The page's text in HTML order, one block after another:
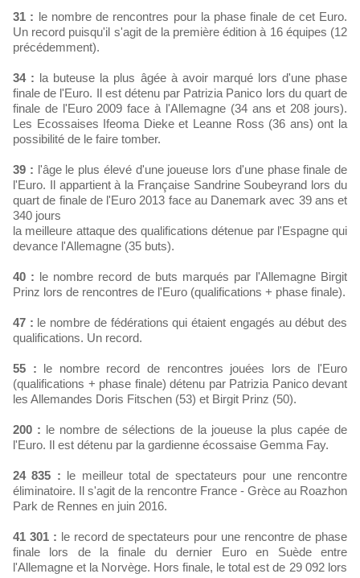
31 : le nombre de rencontres pour la phase finale de cet Euro.
Un record puisqu'il s'agit de la première édition à 16 équipes (12
précédemment).
34 : la buteuse la plus âgée à avoir marqué lors d'une phase
finale de l'Euro. Il est détenu par Patrizia Panico lors du quart de
finale de l'Euro 2009 face à l'Allemagne (34 ans et 208 jours).
Les Ecossaises Ifeoma Dieke et Leanne Ross (36 ans) ont la
possibilité de le faire tomber.
39 : l'âge le plus élevé d'une joueuse lors d'une phase finale de
l'Euro. Il appartient à la Française Sandrine Soubeyrand lors du
quart de finale de l'Euro 2013 face au Danemark avec 39 ans et
340 jours
la meilleure attaque des qualifications détenue par l'Espagne qui
devance l'Allemagne (35 buts).
40 : le nombre record de buts marqués par l'Allemagne Birgit
Prinz lors de rencontres de l'Euro (qualifications + phase finale).
47 : le nombre de fédérations qui étaient engagés au début des
qualifications. Un record.
55 : le nombre record de rencontres jouées lors de l'Euro
(qualifications + phase finale) détenu par Patrizia Panico devant
les Allemandes Doris Fitschen (53) et Birgit Prinz (50).
200 : le nombre de sélections de la joueuse la plus capée de
l'Euro. Il est détenu par la gardienne écossaise Gemma Fay.
24 835 : le meilleur total de spectateurs pour une rencontre
éliminatoire. Il s'agit de la rencontre France - Grèce au Roazhon
Park de Rennes en juin 2016.
41 301 : le record de spectateurs pour une rencontre de phase
finale lors de la finale du dernier Euro en Suède entre
l'Allemagne et la Norvège. Hors finale, le total est de 29 092 lors